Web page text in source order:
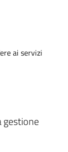
ai servizi
gestione